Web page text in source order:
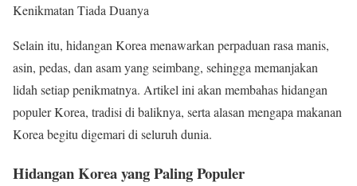
Kenikmatan Tiada Duanya
Selain itu, hidangan Korea menawarkan perpaduan rasa manis,
asin, pedas, dan asam yang seimbang, sehingga memanjakan
lidah setiap penikmatnya. Artikel ini akan membahas hidangan
populer Korea, tradisi di baliknya, serta alasan mengapa makanan
Korea begitu digemari di seluruh dunia.
Hidangan Korea yang Paling Populer